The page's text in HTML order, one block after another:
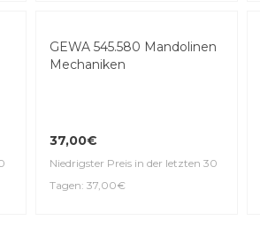
Tagen: 42,00€